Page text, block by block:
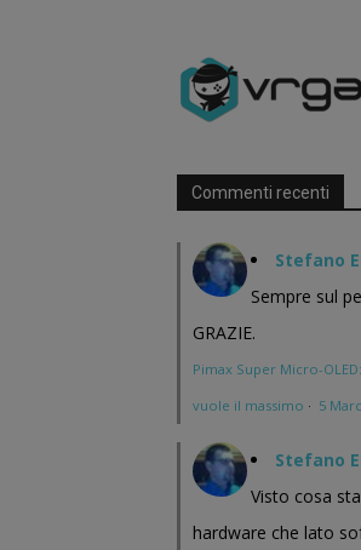
Commenti recenti
Stefano
Sempre sul
GRAZIE.
Pimax Super Micro-
vuole il massimo · 5
Stefano
Visto cosa
hardware che lato